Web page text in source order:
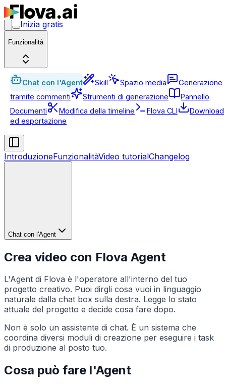
Inizia gratis
Funzionalità
Chat con l'Agent Skill Spazio media
Generazione
tramite commenti
Strumenti di generazione
Pannello
Documenti
Modifica della timeline Flova CLI
Download
ed esportazione
IntroduzioneFunzionalitàVideo tutorialChangelog
Chat con l'Agent
Crea video con Flova Agent
L'Agent di Flova è l'operatore all'interno del tuo
progetto creativo. Puoi dirgli cosa vuoi in linguaggio
naturale dalla chat box sulla destra. Legge lo stato
attuale del progetto e decide cosa fare dopo.
Non è solo un assistente di chat. È un sistema che
coordina diversi moduli di creazione per eseguire i task
di produzione al posto tuo.
Cosa può fare l'Agent